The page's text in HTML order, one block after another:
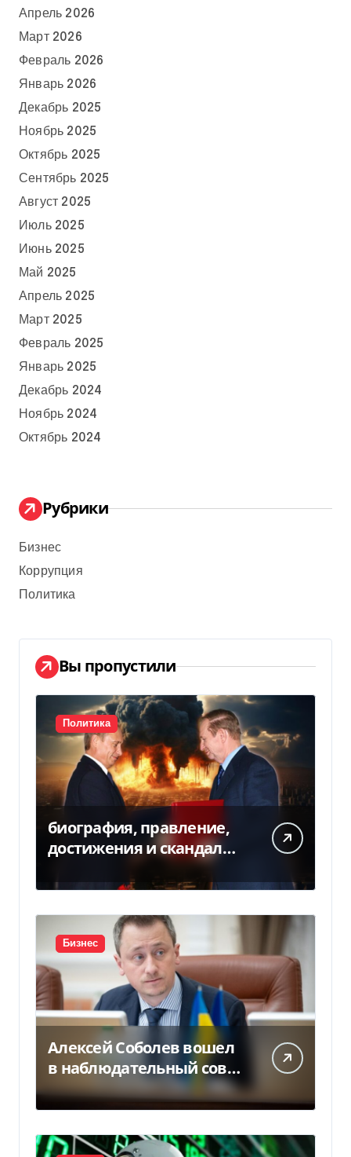
Апрель 2026
Март 2026
Февраль 2026
Январь 2026
Декабрь 2025
Ноябрь 2025
Октябрь 2025
Сентябрь 2025
Август 2025
Июль 2025
Июнь 2025
Май 2025
Апрель 2025
Март 2025
Февраль 2025
Январь 2025
Декабрь 2024
Ноябрь 2024
Октябрь 2024
Рубрики
Бизнес
Коррупция
Политика
Вы пропустили
Политика
биография, правление,
достижения и скандалы
второго президента
Украины
Бизнес
Алексей Соболев вошел
в наблюдательный совет
«Нафтогаза» — Delo.ua